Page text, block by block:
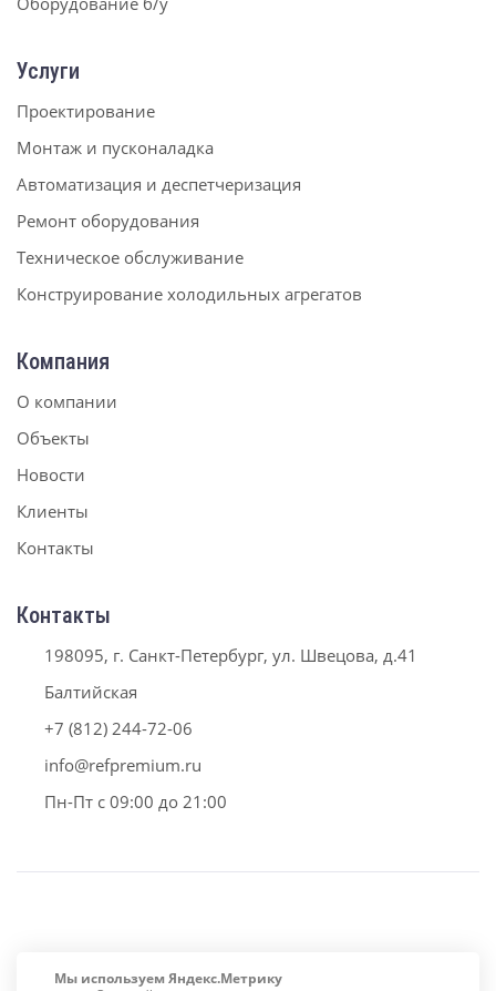
Услуги
Проектирование
Монтаж и пусконаладка
Автоматизация и деспетчеризация
Ремонт оборудования
Техническое обслуживание
Конструирование холодильных агрегатов
Компания
О компании
Объекты
Новости
Клиенты
Контакты
Контакты
198095, г. Санкт-Петербург, ул. Швецова, д.41
Балтийская
+7 (812) 244-72-06
info@refpremium.ru
Пн-Пт с 09:00 до 21:00
Мы используем Яндекс.Метрику